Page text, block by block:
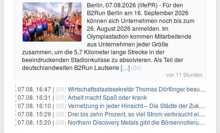
Berlin, 07.08.2026 (lifePR) - Für den
B2Run Berlin am 16. September 2026
können sich Unternehmen noch bis zum
26. August 2026 anmelden. Im
Olympiastadion kommen Mitarbeitende
aus Unternehmen jeder Größe
zusammen, um die 5,7 Kilometer lange Strecke in der
beeindruckenden Stadionkulisse zu absolvieren. Als Teil der
deutschlandweiten B2Run Laufserie […] (00)
vor 11 Stunden
07.08. 16:47 | (00) Wirtschaftsstaatssekretär Thomas Dörflinger besucht Handwerksbetrieb im Kammerbezirk Freiburg
07.08. 16:31 | (00) Arbeit macht Spaß oder krank
07.08. 16:10 | (00) Vernetzung in jeder Hinsicht – Die Städte der Zukunft sind grün-blau
07.08. 15:29 | (00) Drei bis zehn Prozent, so viel Strom verbraucht ein Aufzug im Gebäude
07.08. 15:20 | (00) Northern Discovery Metals gibt die Börsennotierung an der Frankfurter Wertpapierbörse bekannt